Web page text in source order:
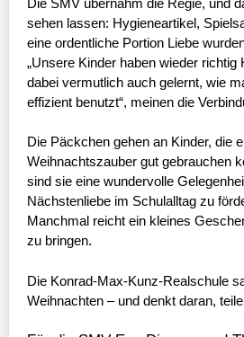
sehen lassen: Hygieneartikel,
eine ordentliche Portion Liebe
„Unsere Kinder haben wieder richtig
dabei vermutlich auch gelernt, wie
effizient benutzt“, meinen die
Die Päckchen gehen an Kinder, die
Weihnachtszauber gut gebrauchen
sind sie eine wundervolle
Nächstenliebe im Schulalltag zu
Manchmal reicht ein kleines
zu bringen.
Die Konrad-Max-Kunz-Realschule
Weihnachten – und denkt daran,